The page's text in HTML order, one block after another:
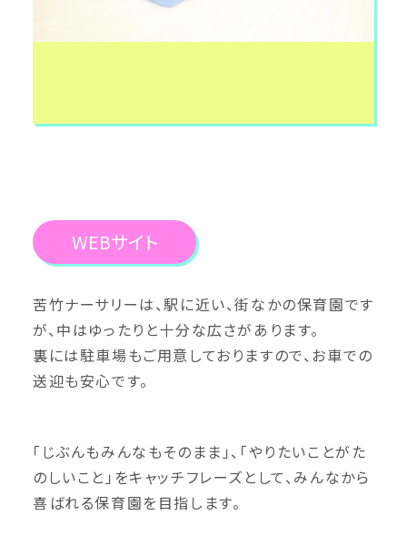
WEBサイト
苦竹ナーサリーは、駅に近い、街なかの保育園です
が、中はゆったりと十分な広さがあります。
裏には駐車場もご用意しておりますので、お車での
送迎も安心です。
「じぶんもみんなもそのまま」、「やりたいことがた
のしいこと」をキャッチフレーズとして、みんなから
喜ばれる保育園を目指します。